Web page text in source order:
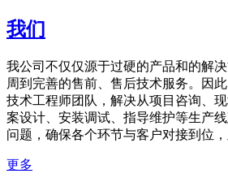
我们
我公司不仅仅源于过硬的产品和的解
周到完善的售前、售后技术服务。因
技术工程师团队，解决从项目咨询、
案设计、安装调试、指导维护等生产
问题，确保各个环节与客户对接到位
更多